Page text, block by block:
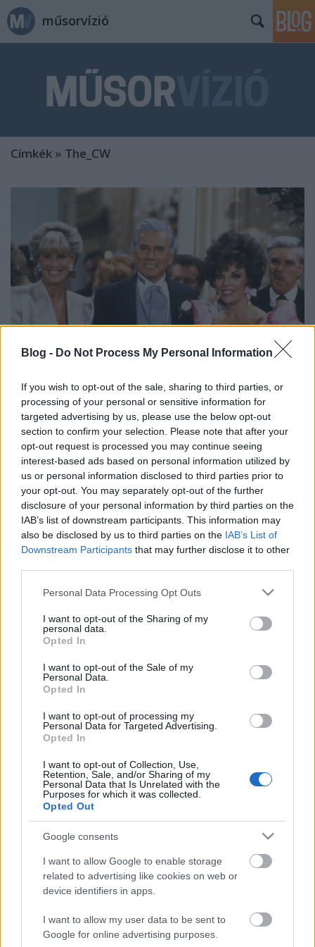
Blog - Do Not Process My Personal Information
If you wish to opt-out of the sale, sharing to third parties, or
processing of your personal or sensitive information for
targeted advertising by us, please use the below opt-out
section to confirm your selection. Please note that after your
opt-out request is processed you may continue seeing
interest-based ads based on personal information utilized by
us or personal information disclosed to third parties prior to
your opt-out. You may separately opt-out of the further
disclosure of your personal information by third parties on the
IAB’s list of downstream participants. This information may
also be disclosed by us to third parties on the IAB’s List of
Downstream Participants that may further disclose it to other
Please note that this website/app uses one or more Google
not limited to your visit or usage behaviour. You may click to
grant or deny consent to Google and its third-party tags to
use your data for below specified purposes in below Google
consent section.
Personal Data Processing Opt Outs
I want to opt-out of the Sharing of my
personal data.
Opted In
I want to opt-out of the Sale of my
Personal Data.
Opted In
I want to opt-out of processing my
Personal Data for Targeted Advertising.
Opted In
I want to opt-out of Collection, Use,
Retention, Sale, and/or Sharing of my
Personal Data that Is Unrelated with the
Purposes for which it was collected.
Opted Out
Google consents
I want to allow Google to enable storage
related to advertising like cookies on web or
device identifiers in apps.
I want to allow my user data to be sent to
Google for online advertising purposes.
műsorvízió
Címkék » The_CW
Új arcokkal hozzák vissza az egyik
legendás szappanoperát
Jasinka Ádám•2017. május 11.
A Dallast már 2012-ben elérte a feltámasztási láz, de
az újabb olajért folytatott harc nem győzte meg a
nézőket és három évad után ismét befejezték a
legendás szériát. Most pedig a Dinasztián a sor,
hogy megmutassa, leporolva igenis van
The CW-plakát 1. - Reign
Jasinka Ádám•2013. augusztus 27.
A legkisebb országos amerikai csatorna is elkezdte
reklámozni plakátokkal az új sorozatait. A The CW,
hűen kialakított imázsához, történelmi sorozatának
hangulatát tinidrámává varázsolta, így az egyébként
érdekes korszak és történet, az ezt a műfajt jellemző